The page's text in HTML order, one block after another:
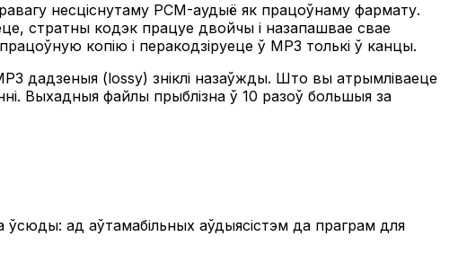
несціснутаму PCM-аудыё як працоўнаму фармату.
стратны кодэк працуе двойчы і назапашвае свае
копію і перакодзіруеце ў MP3 толькі ў канцы.
дадзеныя (lossy) зніклі назаўжды. Што вы атрымліваеце
Выхадныя файлы прыблізна ў 10 разоў большыя за
ад аўтамабільных аўдыясістэм да праграм для